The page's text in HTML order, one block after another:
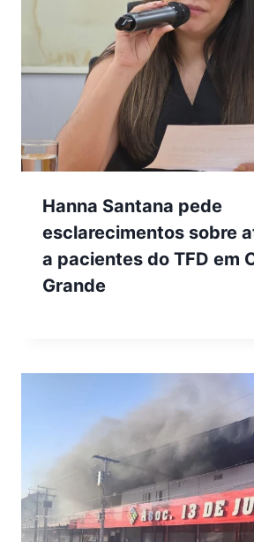
Hanna Santana pede
esclarecimentos sobre
a pacientes do TFD em
Grande